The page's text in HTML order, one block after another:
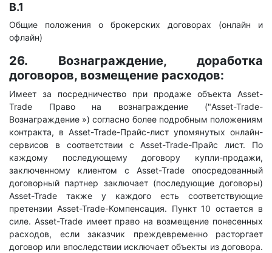
В.1
Общие положения о брокерских договорах (онлайн и
офлайн)
26. Вознаграждение, доработка
договоров, возмещение расходов:
Имеет за посредничество при продаже объекта Asset-
Trade Право на вознаграждение ("Asset-Trade-
Вознаграждение ») согласно более подробным положениям
контракта, в Asset-Trade-Прайс-лист упомянутых онлайн-
сервисов в соответствии с Asset-Trade-Прайс лист. По
каждому последующему договору купли-продажи,
заключенному клиентом с Asset-Trade опосредованный
договорный партнер заключает (последующие договоры)
Asset-Trade также у каждого есть соответствующие
претензии Asset-Trade-Компенсация. Пункт 10 остается в
силе. Asset-Trade имеет право на возмещение понесенных
расходов, если заказчик преждевременно расторгает
договор или впоследствии исключает объекты из договора.